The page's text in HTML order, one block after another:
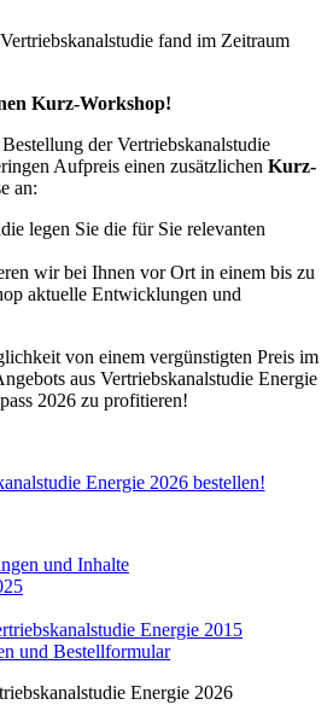
fand im Zeitraum
Kurz-Workshop!
der Vertriebskanalstudie
Aufpreis einen zusätzlichen Kurz-
an:
legen Sie die für Sie relevanten
wir bei Ihnen vor Ort in einem bis zu
aktuelle Entwicklungen und
von einem vergünstigten Preis im
aus Vertriebskanalstudie Energie
2026 zu profitieren!
Energie 2026 bestellen!
und Inhalte
Energie 2015
und Bestellformular
Energie 2026